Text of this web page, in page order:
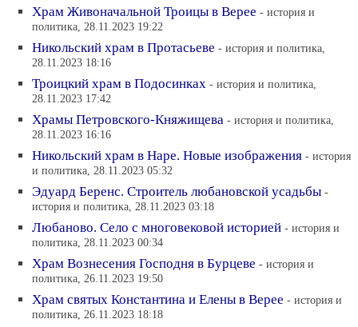
Храм Живоначальной Троицы в Верее - история и
политика, 28.11.2023 19:22
Никольский храм в Протасьеве - история и политика,
28.11.2023 18:16
Троицкий храм в Подосинках - история и политика,
28.11.2023 17:42
Храмы Петровского-Княжищева - история и политика,
28.11.2023 16:16
Никольский храм в Наре. Новые изображения - история
и политика, 28.11.2023 05:32
Эдуард Беренс. Строитель любановской усадьбы -
история и политика, 28.11.2023 03:18
Любаново. Село с многовековой историей - история и
политика, 28.11.2023 00:34
Храм Вознесения Господня в Бурцеве - история и
политика, 26.11.2023 19:50
Храм святых Константина и Елены в Верее - история и
политика, 26.11.2023 18:18